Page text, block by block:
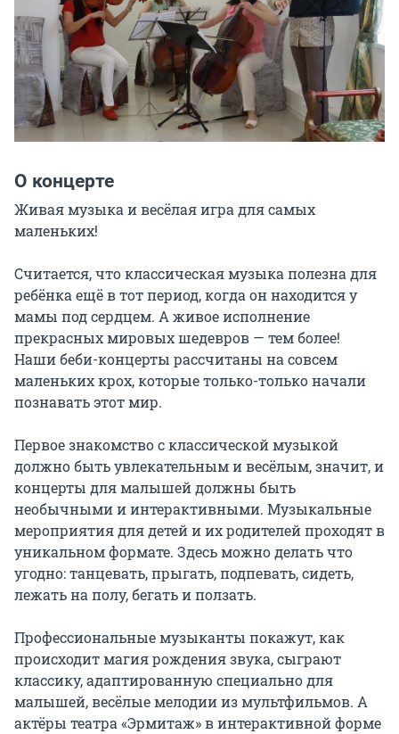
О концерте
Живая музыка и весёлая игра для самых
маленьких!
Считается, что классическая музыка полезна для
ребёнка ещё в тот период, когда он находится у
мамы под сердцем. А живое исполнение
прекрасных мировых шедевров — тем более!
Наши беби-концерты рассчитаны на совсем
маленьких крох, которые только-только начали
познавать этот мир.
Первое знакомство с классической музыкой
должно быть увлекательным и весёлым, значит, и
концерты для малышей должны быть
необычными и интерактивными. Музыкальные
мероприятия для детей и их родителей проходят в
уникальном формате. Здесь можно делать что
угодно: танцевать, прыгать, подпевать, сидеть,
лежать на полу, бегать и ползать.
Профессиональные музыканты покажут, как
происходит магия рождения звука, сыграют
классику, адаптированную специально для
малышей, весёлые мелодии из мультфильмов. А
актёры театра «Эрмитаж» в интерактивной форме